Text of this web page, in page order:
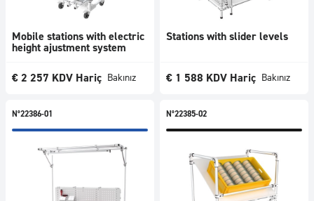
Mobile stations with electric
height ajustment system
€ 2 257 KDV Hariç Bakınız
Stations with slider levels
€ 1 588 KDV Hariç Bakınız
N°22386-01 N°22385-02